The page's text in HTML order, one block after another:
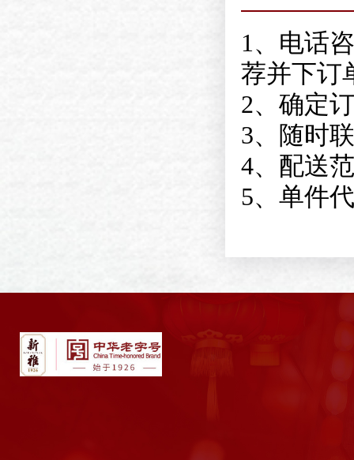
1、电话
荐并下订
2、确定
3、随时
4、配送
5、单件